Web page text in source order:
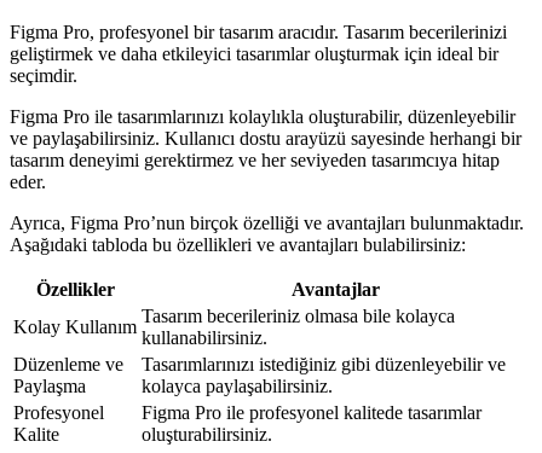
Figma Pro, profesyonel bir tasarım aracıdır. Tasarım becerilerinizi
geliştirmek ve daha etkileyici tasarımlar oluşturmak için ideal bir
seçimdir.
Figma Pro ile tasarımlarınızı kolaylıkla oluşturabilir, düzenleyebilir
ve paylaşabilirsiniz. Kullanıcı dostu arayüzü sayesinde herhangi bir
tasarım deneyimi gerektirmez ve her seviyeden tasarımcıya hitap
eder.
Ayrıca, Figma Pro’nun birçok özelliği ve avantajları bulunmaktadır.
Aşağıdaki tabloda bu özellikleri ve avantajları bulabilirsiniz:
Özellikler
Avantajlar
Kolay Kullanım
Tasarım becerileriniz olmasa bile kolayca
kullanabilirsiniz.
Düzenleme ve
Paylaşma
Tasarımlarınızı istediğiniz gibi düzenleyebilir ve
kolayca paylaşabilirsiniz.
Profesyonel
Kalite
Figma Pro ile profesyonel kalitede tasarımlar
oluşturabilirsiniz.